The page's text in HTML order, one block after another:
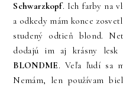
Schwarzkopf. Ich farby na
a odkedy mám konce
studený odtieň blond.
dodajú im aj krásny lesk
BLONDME. Veľa ľudí sa
Nemám, len používam